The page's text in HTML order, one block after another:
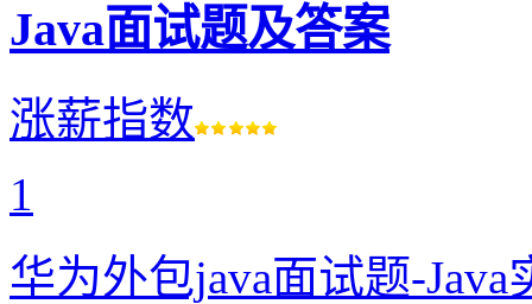
Java面试题及答案
涨薪指数
1
华为外包java面试题-